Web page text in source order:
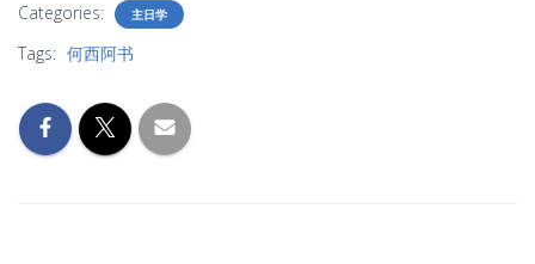
Categories: 主日学
Tags: 何西阿书